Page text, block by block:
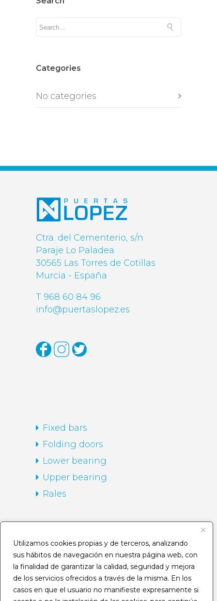
Utilizamos cookies propias y de terceros, analizando
sus hábitos de navegación en nuestra página web, con
la finalidad de garantizar la calidad, seguridad y mejora
de los servicios ofrecidos a través de la misma. En los
casos en que el usuario no manifieste expresamente si
Categories
No categories
Ctra. del Cementerio, s/n
Paraje Lo Paladea
30565 Las Torres de Cotillas
Murcia - España
T 968 60 84 96
info@puertaslopez.es
Fixed bars
Folding doors
Lower bearing
Upper bearing
Rales
HOME
Company
Routes
Catalogue